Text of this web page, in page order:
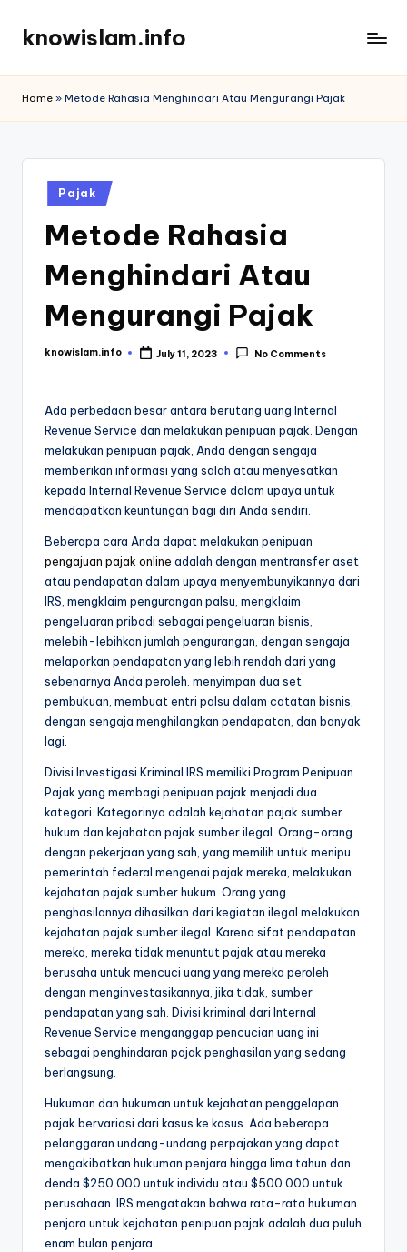
content
knowislam.info
Selalu
Home » Metode Rahasia Menghindari Atau Mengurangi Pajak
Posted
in
Pajak
Metode Rahasia
Menghindari Atau
Mengurangi Pajak
Posted
knowislam.info July 11, 2023 No Comments
Ada perbedaan besar antara berutang uang Internal
Revenue Service dan melakukan penipuan pajak. Dengan
melakukan penipuan pajak, Anda dengan sengaja
memberikan informasi yang salah atau menyesatkan
kepada Internal Revenue Service dalam upaya untuk
mendapatkan keuntungan bagi diri Anda sendiri.
Beberapa cara Anda dapat melakukan penipuan
pengajuan pajak online adalah dengan mentransfer aset
atau pendapatan dalam upaya menyembunyikannya dari
IRS, mengklaim pengurangan palsu, mengklaim
pengeluaran pribadi sebagai pengeluaran bisnis,
melebih-lebihkan jumlah pengurangan, dengan sengaja
melaporkan pendapatan yang lebih rendah dari yang
sebenarnya Anda peroleh. menyimpan dua set
pembukuan, membuat entri palsu dalam catatan bisnis,
dengan sengaja menghilangkan pendapatan, dan banyak
lagi.
Divisi Investigasi Kriminal IRS memiliki Program Penipuan
Pajak yang membagi penipuan pajak menjadi dua
kategori. Kategorinya adalah kejahatan pajak sumber
hukum dan kejahatan pajak sumber ilegal. Orang-orang
dengan pekerjaan yang sah, yang memilih untuk menipu
pemerintah federal mengenai pajak mereka, melakukan
kejahatan pajak sumber hukum. Orang yang
penghasilannya dihasilkan dari kegiatan ilegal melakukan
kejahatan pajak sumber ilegal. Karena sifat pendapatan
mereka, mereka tidak menuntut pajak atau mereka
berusaha untuk mencuci uang yang mereka peroleh
dengan menginvestasikannya, jika tidak, sumber
pendapatan yang sah. Divisi kriminal dari Internal
Revenue Service menganggap pencucian uang ini
sebagai penghindaran pajak penghasilan yang sedang
berlangsung.
Hukuman dan hukuman untuk kejahatan penggelapan
pajak bervariasi dari kasus ke kasus. Ada beberapa
pelanggaran undang-undang perpajakan yang dapat
mengakibatkan hukuman penjara hingga lima tahun dan
denda $250.000 untuk individu atau $500.000 untuk
perusahaan. IRS mengatakan bahwa rata-rata hukuman
penjara untuk kejahatan penipuan pajak adalah dua puluh
enam bulan penjara.